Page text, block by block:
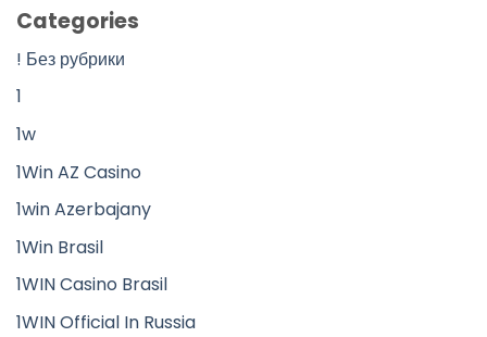
Categories
! Без рубрики
1
1w
1Win AZ Casino
1win Azerbajany
1Win Brasil
1WIN Casino Brasil
1WIN Official In Russia